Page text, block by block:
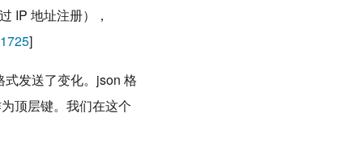
IP 地址注册），
]
发送了变化。json 格
顶层键。我们在这个